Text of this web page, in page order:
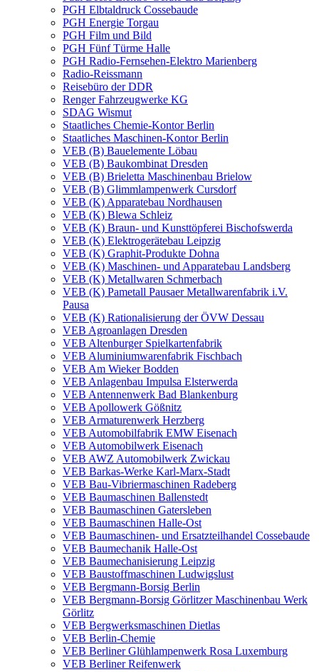
PGH Elbtaldruck Cossebaude
PGH Energie Torgau
PGH Film und Bild
PGH Fünf Türme Halle
PGH Radio-Fernsehen-Elektro Marienberg
Radio-Reissmann
Reisebüro der DDR
Renger Fahrzeugwerke KG
SDAG Wismut
Staatliches Chemie-Kontor Berlin
Staatliches Maschinen-Kontor Berlin
VEB (B) Bauelemente Löbau
VEB (B) Baukombinat Dresden
VEB (B) Brieletta Maschinenbau Brielow
VEB (B) Glimmlampenwerk Cursdorf
VEB (K) Apparatebau Nordhausen
VEB (K) Blewa Schleiz
VEB (K) Braun- und Kunsttöpferei Bischofswerda
VEB (K) Elektrogerätebau Leipzig
VEB (K) Graphit-Produkte Dohna
VEB (K) Maschinen- und Apparatebau Landsberg
VEB (K) Metallwaren Schmerbach
VEB (K) Pametall Pausaer Metallwarenfabrik i.V.
Pausa
VEB (K) Rationalisierung der ÖVW Dessau
VEB Agroanlagen Dresden
VEB Altenburger Spielkartenfabrik
VEB Aluminiumwarenfabrik Fischbach
VEB Am Wieker Bodden
VEB Anlagenbau Impulsa Elsterwerda
VEB Antennenwerk Bad Blankenburg
VEB Apollowerk Gößnitz
VEB Armaturenwerk Herzberg
VEB Automobilfabrik EMW Eisenach
VEB Automobilwerk Eisenach
VEB AWZ Automobilwerk Zwickau
VEB Barkas-Werke Karl-Marx-Stadt
VEB Bau-Vibriermaschinen Radeberg
VEB Baumaschinen Ballenstedt
VEB Baumaschinen Gatersleben
VEB Baumaschinen Halle-Ost
VEB Baumaschinen- und Ersatzteilhandel Cossebaude
VEB Baumechanik Halle-Ost
VEB Baumechanisierung Leipzig
VEB Baustoffmaschinen Ludwigslust
VEB Bergmann-Borsig Berlin
VEB Bergmann-Borsig Görlitzer Maschinenbau Werk
Görlitz
VEB Bergwerksmaschinen Dietlas
VEB Berlin-Chemie
VEB Berliner Glühlampenwerk Rosa Luxemburg
VEB Berliner Reifenwerk